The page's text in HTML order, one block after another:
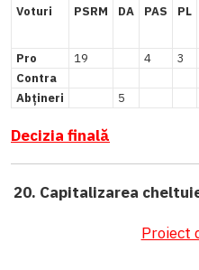
Voturi PSRM DA PAS PL
Pro 19 4 3
Contra
Abțineri
5
Decizia finală
20. Capitalizarea
Proiect